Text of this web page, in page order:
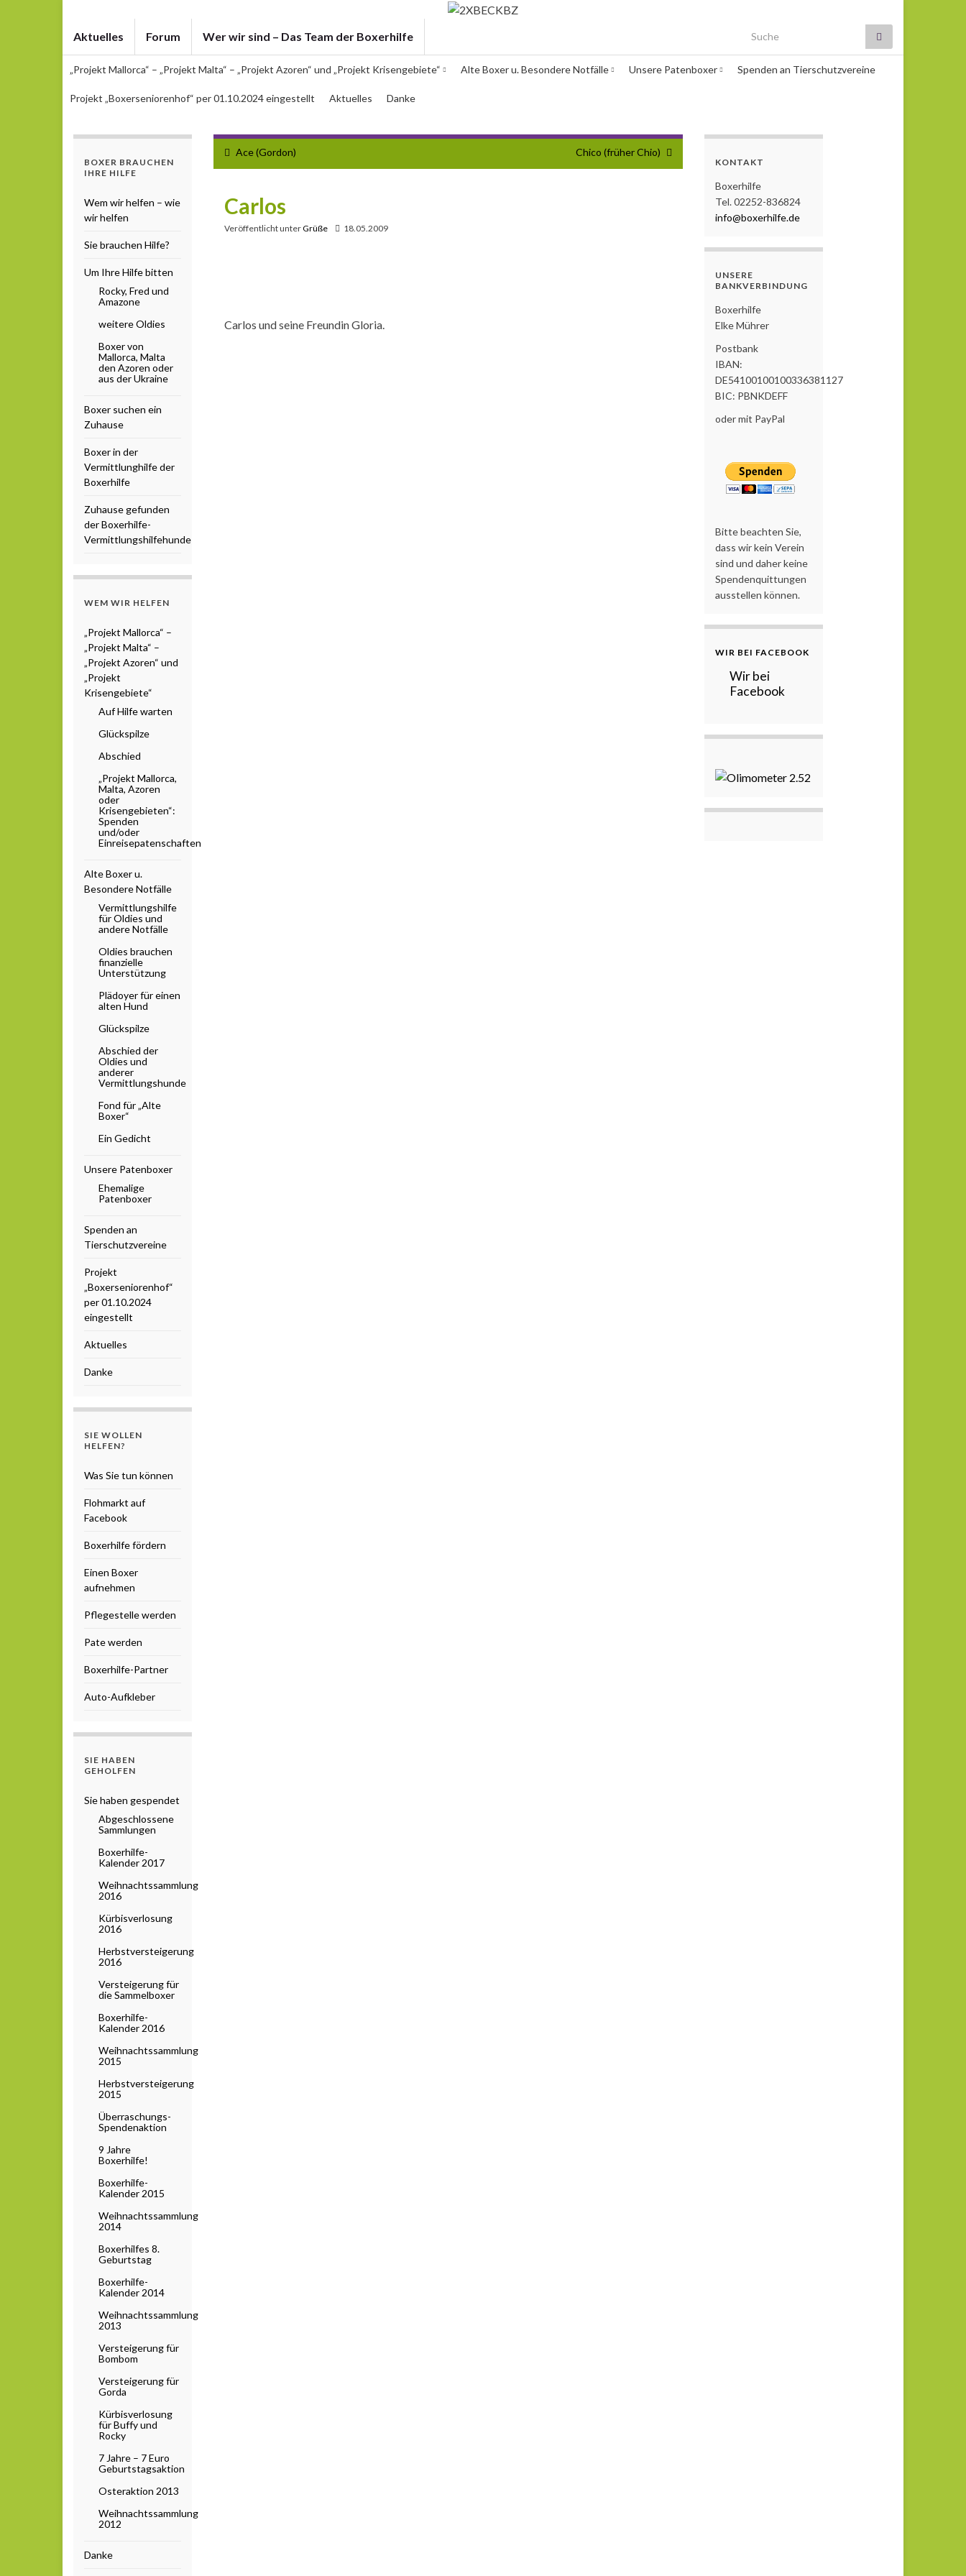
Aktuelles Forum Wer wir sind – Das Team der Boxerhilfe Search for:
„Projekt Mallorca“ – „Projekt Malta“ – „Projekt Azoren“ und „Projekt Krisengebiete“ Alte Boxer u. Besondere Notfälle Unsere Patenboxer Spenden an Tierschutzvereine
Projekt „Boxerseniorenhof“ per 01.10.2024 eingestellt Aktuelles Danke
Ace (Gordon) Chico (früher Chio)
Carlos
Veröffentlicht unterGrüße 18.05.2009
Carlos und seine Freundin Gloria.
BOXER BRAUCHEN
IHRE HILFE
Wem wir helfen – wie
wir helfen
Sie brauchen Hilfe?
Um Ihre Hilfe bitten
Rocky, Fred und
Amazone
weitere Oldies
Boxer von
Mallorca, Malta
den Azoren oder
aus der Ukraine
Boxer suchen ein
Zuhause
Boxer in der
Vermittlunghilfe der
Boxerhilfe
Zuhause gefunden
der Boxerhilfe-
Vermittlungshilfehunde
WEM WIR HELFEN
„Projekt Mallorca“ –
„Projekt Malta“ –
„Projekt Azoren“ und
„Projekt
Krisengebiete“
Auf Hilfe warten
Glückspilze
Abschied
„Projekt Mallorca,
Malta, Azoren
oder
Krisengebieten“:
Spenden
und/oder
Einreisepatenschaften
Alte Boxer u.
Besondere Notfälle
Vermittlungshilfe
für Oldies und
andere Notfälle
Oldies brauchen
finanzielle
Unterstützung
Plädoyer für einen
alten Hund
Glückspilze
Abschied der
Oldies und
anderer
Vermittlungshunde
Fond für „Alte
Boxer“
Ein Gedicht
Unsere Patenboxer
Ehemalige
Patenboxer
Spenden an
Tierschutzvereine
Projekt
„Boxerseniorenhof“
per 01.10.2024
eingestellt
Aktuelles
Danke
SIE WOLLEN
HELFEN?
Was Sie tun können
Flohmarkt auf
Facebook
Boxerhilfe fördern
Einen Boxer
aufnehmen
Pflegestelle werden
Pate werden
Boxerhilfe-Partner
Auto-Aufkleber
SIE HABEN
GEHOLFEN
Sie haben gespendet
Abgeschlossene
Sammlungen
Boxerhilfe-
Kalender 2017
Weihnachtssammlung
2016
Kürbisverlosung
2016
Herbstversteigerung
2016
Versteigerung für
die Sammelboxer
Boxerhilfe-
Kalender 2016
Weihnachtssammlung
2015
Herbstversteigerung
2015
Überraschungs-
Spendenaktion
9 Jahre
Boxerhilfe!
Boxerhilfe-
Kalender 2015
Weihnachtssammlung
2014
Boxerhilfes 8.
Geburtstag
Boxerhilfe-
Kalender 2014
Weihnachtssammlung
2013
Versteigerung für
Bombom
Versteigerung für
Gorda
Kürbisverlosung
für Buffy und
Rocky
7 Jahre – 7 Euro
Geburtstagsaktion
Osteraktion 2013
Weihnachtssammlung
2012
Danke
KONTAKT
Boxerhilfe
Tel. 02252-836824
info@boxerhilfe.de
UNSERE
BANKVERBINDUNG
Boxerhilfe
Elke Mührer
Postbank
IBAN:
DE54100100100336381127
BIC: PBNKDEFF
oder mit PayPal
Bitte beachten Sie,
dass wir kein Verein
sind und daher keine
Spendenquittungen
ausstellen können.
WIR BEI FACEBOOK
Wir bei
Facebook